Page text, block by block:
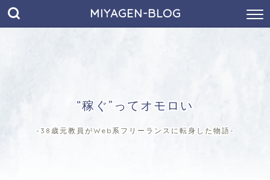
MIYAGEN-BLOG
“稼ぐ”ってオモロい
-38歳元教員がWeb系フリーランスに転身した物語-